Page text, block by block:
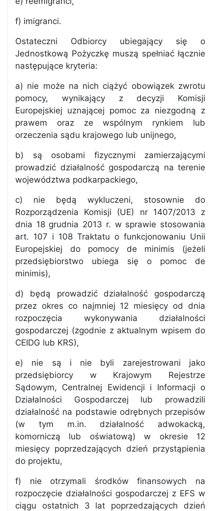
f) imigranci.
Ostateczni Odbiorcy ubiegający się o
Jednostkową Pożyczkę muszą spełniać łącznie
następujące kryteria:
a) nie może na nich ciążyć obowiązek zwrotu
pomocy, wynikający z decyzji Komisji
Europejskiej uznającej pomoc za niezgodną z
prawem oraz ze wspólnym rynkiem lub
orzeczenia sądu krajowego lub unijnego,
b) są osobami fizycznymi zamierzającymi
prowadzić działalność gospodarczą na terenie
województwa podkarpackiego,
c) nie będą wykluczeni, stosownie do
Rozporządzenia Komisji (UE) nr 1407/2013 z
dnia 18 grudnia 2013 r. w sprawie stosowania
art. 107 i 108 Traktatu o funkcjonowaniu Unii
Europejskiej do pomocy de minimis (jeżeli
przedsiębiorstwo ubiega się o pomoc de
minimis),
d) będą prowadzić działalność gospodarczą
przez okres co najmniej 12 miesięcy od dnia
rozpoczęcia wykonywania działalności
gospodarczej (zgodnie z aktualnym wpisem do
CEIDG lub KRS),
e) nie są i nie byli zarejestrowani jako
przedsiębiorcy w Krajowym Rejestrze
Sądowym, Centralnej Ewidencji i Informacji o
Działalności Gospodarczej lub prowadzili
działalność na podstawie odrębnych przepisów
(w tym m.in. działalność adwokacką,
komorniczą lub oświatową) w okresie 12
miesięcy poprzedzających dzień przystąpienia
do projektu,
f) nie otrzymali środków finansowych na
rozpoczęcie działalności gospodarczej z EFS w
ciągu ostatnich 3 lat poprzedzających dzień